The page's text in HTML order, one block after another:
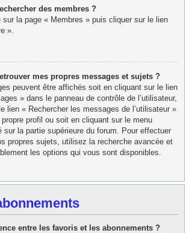
des membres ?
sur la page « Membres » puis cliquer sur le lien
».
mes propres messages et sujets ?
peuvent être affichés soit en cliquant sur le lien
» dans le panneau de contrôle de l’utilisateur,
lien « Rechercher les messages de l’utilisateur »
profil ou soit en cliquant sur le menu
sur la partie supérieure du forum. Pour effectuer
propres sujets, utilisez la recherche avancée et
les options qui vous sont disponibles.
entre les favoris et les abonnements ?